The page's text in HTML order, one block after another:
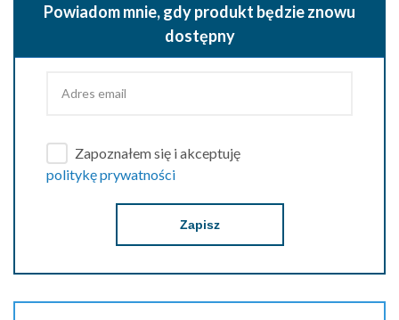
Powiadom mnie, gdy produkt będzie znowu
dostępny
Zapoznałem się i akceptuję
politykę prywatności
Zapisz